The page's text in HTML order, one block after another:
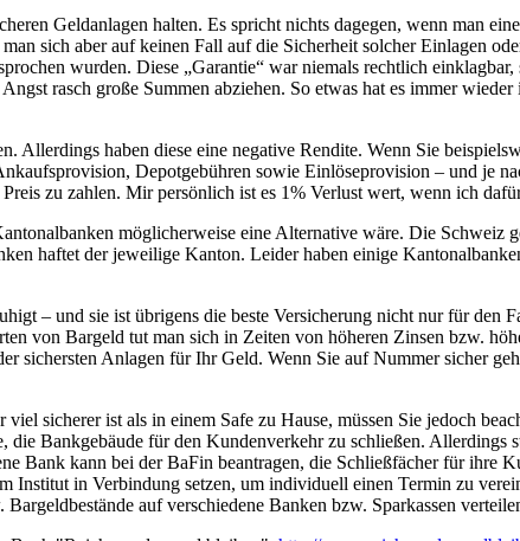
Geldanlagen halten. Es spricht nichts dagegen, wenn man
sich aber auf keinen Fall auf die Sicherheit solcher Einlagen
wurden. Diese „Garantie“ war niemals rechtlich
rasch große Summen abziehen. So etwas hat es immer
Allerdings haben diese eine negative Rendite. Wenn Sie
Depotgebühren sowie Einlöseprovision – und je
zu zahlen. Mir persönlich ist es 1% Verlust wert, wenn ich
möglicherweise eine Alternative wäre. Die Schweiz
haftet der jeweilige Kanton. Leider haben einige
– und sie ist übrigens die beste Versicherung nicht nur für den
von Bargeld tut man sich in Zeiten von höheren Zinsen bzw.
sichersten Anlagen für Ihr Geld. Wenn Sie auf Nummer sicher
sicherer ist als in einem Safe zu Hause, müssen Sie jedoch
Bankgebäude für den Kundenverkehr zu schließen. Allerdings
Bank kann bei der BaFin beantragen, die Schließfächer für
Institut in Verbindung setzen, um individuell einen Termin zu
auf verschiedene Banken bzw. Sparkassen